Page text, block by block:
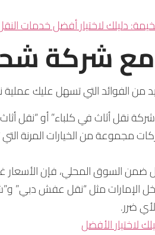
دليلك لاختيار أفضل خدمات
مع شركة
الفوائد التي تسهل عليك عملية
نقل أثاث في كلباء” أو “نقل
مجموعة من الخيارات المرنة
السوق المحلي، فإن الأسعار
الإمارات مثل “نقل عفش دبي”
ضرر.
لاختيار الأفضل